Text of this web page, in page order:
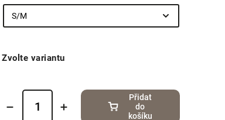
Zvolte variantu
Přidat
do
košíku